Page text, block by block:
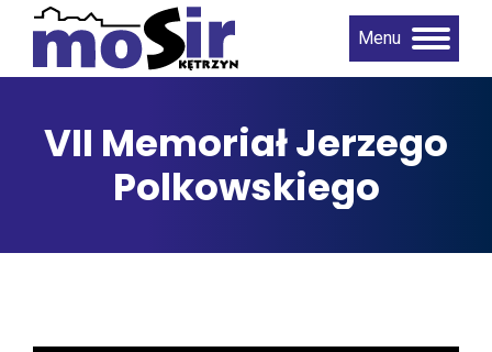
Menu
VII Memoriał Jerzego
Polkowskiego